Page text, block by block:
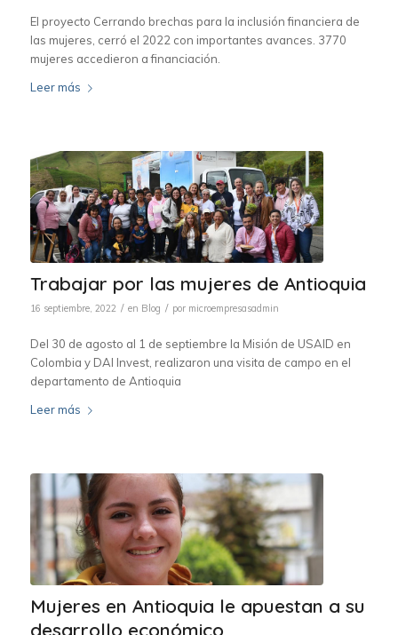
El proyecto Cerrando brechas para la inclusión financiera de
las mujeres, cerró el 2022 con importantes avances. 3770
mujeres accedieron a financiación.
Leer más
Trabajar por las mujeres de Antioquia
16 septiembre, 2022 / en Blog / por microempresasadmin
Del 30 de agosto al 1 de septiembre la Misión de USAID en
Colombia y DAI Invest, realizaron una visita de campo en el
departamento de Antioquia
Leer más
Mujeres en Antioquia le apuestan a su
desarrollo económico